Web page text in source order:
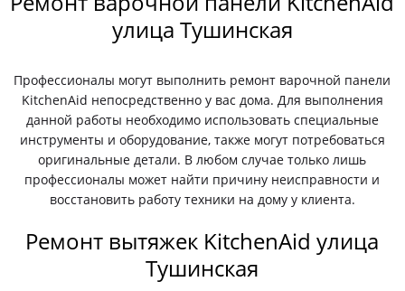
улица Тушинская
Профессионалы могут выполнить ремонт варочной панели
KitchenAid непосредственно у вас дома. Для выполнения
данной работы необходимо использовать специальные
инструменты и оборудование, также могут потребоваться
оригинальные детали. В любом случае только лишь
профессионалы может найти причину неисправности и
восстановить работу техники на дому у клиента.
Ремонт вытяжек KitchenAid улица
Тушинская